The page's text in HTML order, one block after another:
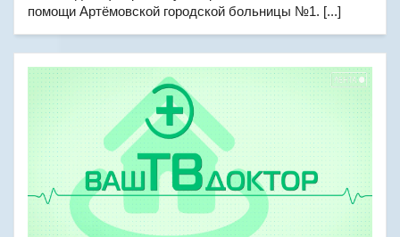
помощи Артёмовской городской больницы №1. [...]